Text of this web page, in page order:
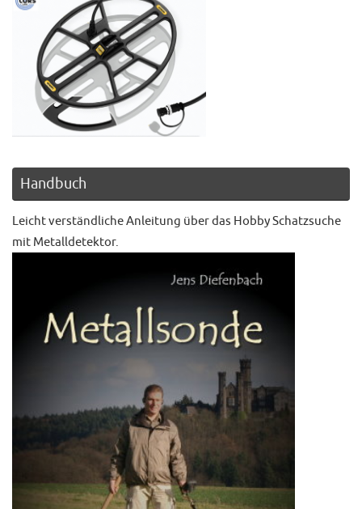
Handbuch
Leicht verständliche Anleitung über das Hobby Schatzsuche
mit Metalldetektor.